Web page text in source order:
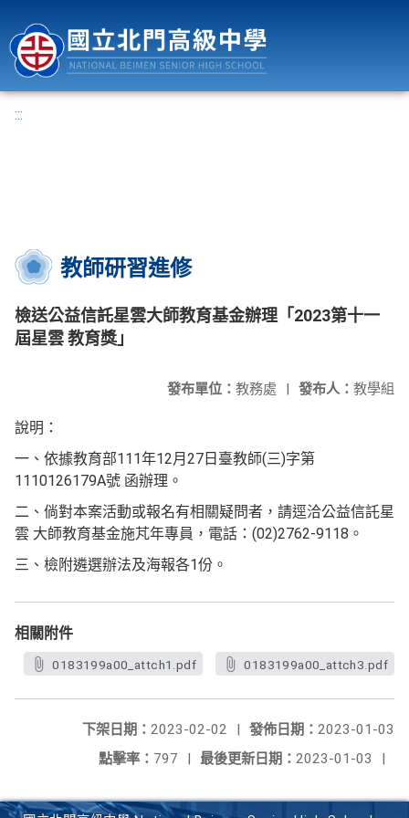
:::
教師研習進修
檢送公益信託星雲大師教育基金辦理「2023第十一
屆星雲 教育獎」
發布人： 教學組
發布單位： 教務處 |
說明：
一、依據教育部111年12月27日臺教師(三)字第
1110126179A號 函辦理。
二、倘對本案活動或報名有相關疑問者，請逕洽公益信託星
雲 大師教育基金施芃年專員，電話：(02)2762-9118。
三、檢附遴選辦法及海報各1份。
相關附件
0183199a00_attch1.pdf 0183199a00_attch3.pdf
發佈日期： 2023-01-03
下架日期： 2023-02-02
|
最後更新日期： 2023-01-03 |
點擊率： 797 |